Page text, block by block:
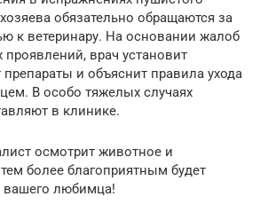
обязательно обращаются за
к ветеринару. На основании жалоб
врач установит
и объяснит правила ухода
В особо тяжелых случаях
в клинике.
осмотрит животное и
более благоприятным будет
вашего любимца!